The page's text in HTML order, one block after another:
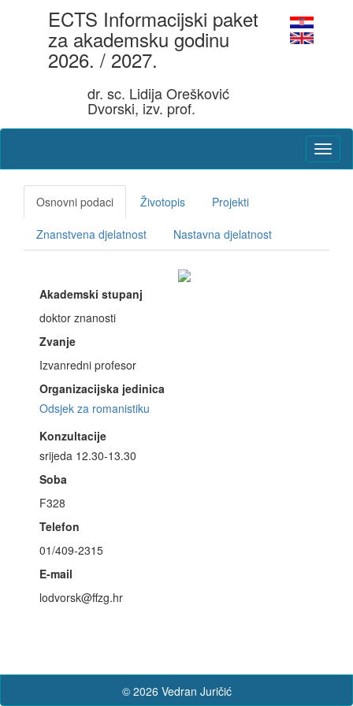
ECTS Informacijski paket
za akademsku godinu
2026. / 2027.
dr. sc. Lidija Orešković
Dvorski, izv. prof.
Osnovni podaci Životopis Projekti
Znanstvena djelatnost Nastavna djelatnost
Akademski stupanj
doktor znanosti
Zvanje
Izvanredni profesor
Organizacijska jedinica
Odsjek za romanistiku
Konzultacije
srijeda 12.30-13.30
Soba
F328
Telefon
01/409-2315
E-mail
lodvorsk@ffzg.hr
© 2026 Vedran Juričić